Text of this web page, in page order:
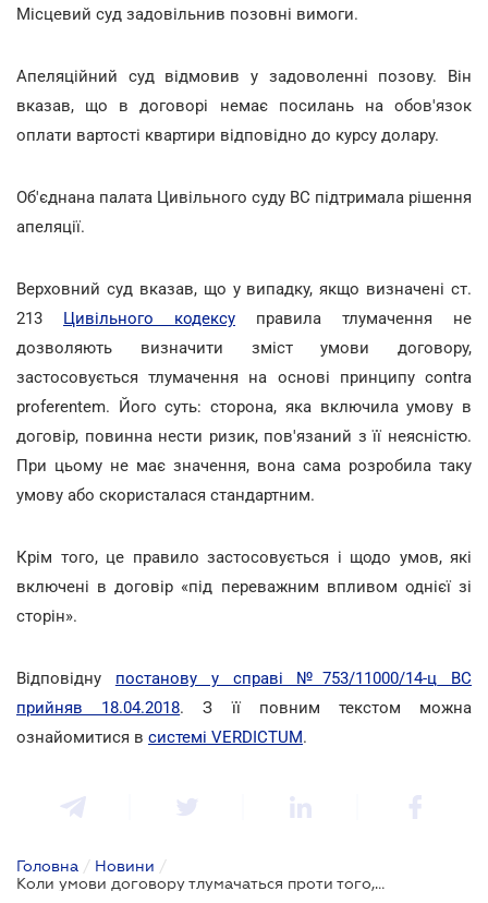
Місцевий суд задовільнив позовні вимоги.
Апеляційний суд відмовив у задоволенні позову. Він
вказав, що в договорі немає посилань на обов'язок
оплати вартості квартири відповідно до курсу долару.
Об'єднана палата Цивільного суду ВС підтримала рішення
апеляції.
Верховний суд вказав, що у випадку, якщо визначені ст.
213 Цивільного кодексу правила тлумачення не
дозволяють визначити зміст умови договору,
застосовується тлумачення на основі принципу contra
proferentem. Його суть: сторона, яка включила умову в
договір, повинна нести ризик, пов'язаний з її неясністю.
При цьому не має значення, вона сама розробила таку
умову або скористалася стандартним.
Крім того, це правило застосовується і щодо умов, які
включені в договір «під переважним впливом однієї зі
сторін».
Відповідну постанову у справі №753/11000/14-ц ВС
прийняв 18.04.2018. З її повним текстом можна
ознайомитися в системі VERDICTUM.
Головна / Новини /
Коли умови договору тлумачаться проти того, хто їх написав